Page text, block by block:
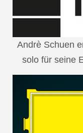
Andrè Schuen
solo für seine